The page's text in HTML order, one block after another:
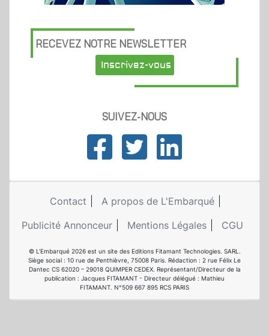
RECEVEZ NOTRE NEWSLETTER
Inscrivez-vous
SUIVEZ-NOUS
Contact
A propos de L'Embarqué
Publicité Annonceur
Mentions Légales CGU
© L'Embarqué 2026 est un site des Editions Fitamant Technologies. SARL.
Siège social : 10 rue de Penthièvre, 75008 Paris. Rédaction : 2 rue Félix Le
Dantec CS 62020 – 29018 QUIMPER CEDEX. Représentant/Directeur de la
publication : Jacques FITAMANT - Directeur délégué : Mathieu
FITAMANT. N°509 667 895 RCS PARIS